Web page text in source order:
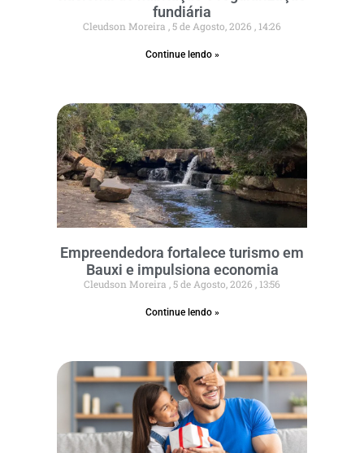
fundiária
Cleudson Moreira 5 de Agosto, 2026 14:26
Continue lendo »
Empreendedora fortalece turismo em
Bauxi e impulsiona economia
Cleudson Moreira 5 de Agosto, 2026 13:56
Continue lendo »